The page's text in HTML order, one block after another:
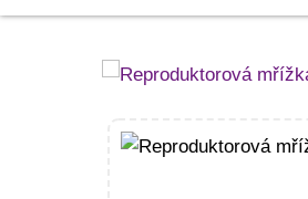
Reproduktorová
12"/30